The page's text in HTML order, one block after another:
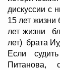
дискуссии с
15 лет жизни
лет жизни
лет) брата
Если
Питанова,